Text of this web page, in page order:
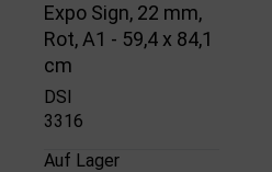
Expo Sign, 22 mm,
Rot, A1 - 59,4 x 84,1
cm
DSI
3316
Auf Lager